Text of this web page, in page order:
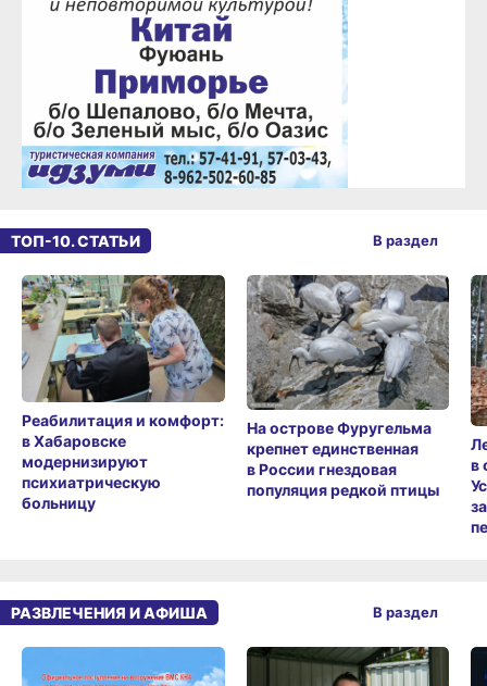
ТОП-10. СТАТЬИ
Реабилитация и комфорт:
в Хабаровске
модернизируют
психиатрическую
больницу
На острове Фуругельма
крепнет единственная
в России гнездовая
популяция редкой птицы
в
В раздел
РАЗВЛЕЧЕНИЯ И АФИША В раздел